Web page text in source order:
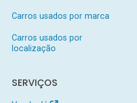
Carros usados por marca
Carros usados por
localização
SERVIÇOS